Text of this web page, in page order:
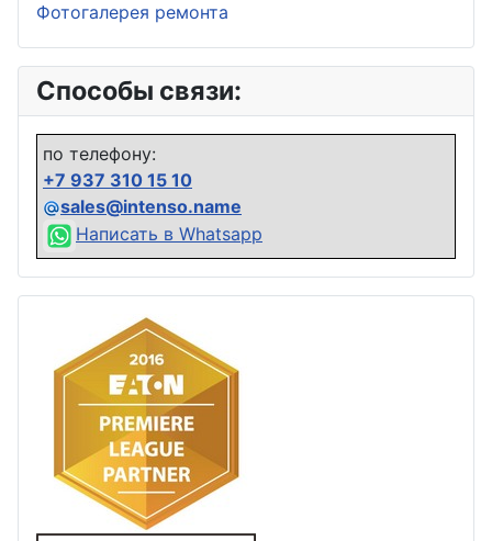
Фотогалерея ремонта
Способы связи:
по телефону:
+7 937 310 15 10
sales@intenso.name
Написать в Whatsapp